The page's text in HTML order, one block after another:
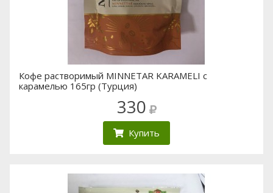
Кофе растворимый MINNETAR KARAMELI с
карамелью 165гр (Турция)
330
Купить